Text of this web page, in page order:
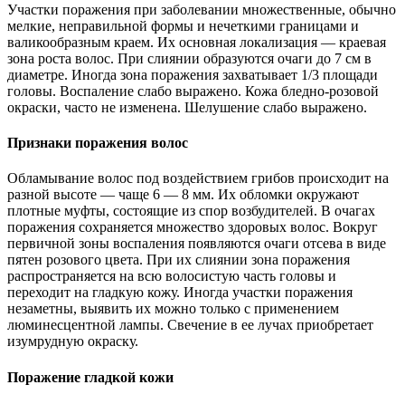
Участки поражения при заболевании множественные, обычно
мелкие, неправильной формы и нечеткими границами и
валикообразным краем. Их основная локализация — краевая
зона роста волос. При слиянии образуются очаги до 7 см в
диаметре. Иногда зона поражения захватывает 1/3 площади
головы. Воспаление слабо выражено. Кожа бледно-розовой
окраски, часто не изменена. Шелушение слабо выражено.
Признаки поражения волос
Обламывание волос под воздействием грибов происходит на
разной высоте — чаще 6 — 8 мм. Их обломки окружают
плотные муфты, состоящие из спор возбудителей. В очагах
поражения сохраняется множество здоровых волос. Вокруг
первичной зоны воспаления появляются очаги отсева в виде
пятен розового цвета. При их слиянии зона поражения
распространяется на всю волосистую часть головы и
переходит на гладкую кожу. Иногда участки поражения
незаметны, выявить их можно только с применением
люминесцентной лампы. Свечение в ее лучах приобретает
изумрудную окраску.
Поражение гладкой кожи